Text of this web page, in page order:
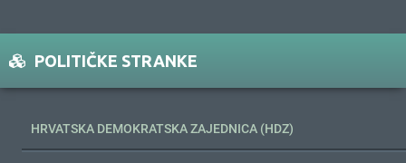
POLITIČKE STRANKE
HRVATSKA DEMOKRATSKA ZAJEDNICA (HDZ)